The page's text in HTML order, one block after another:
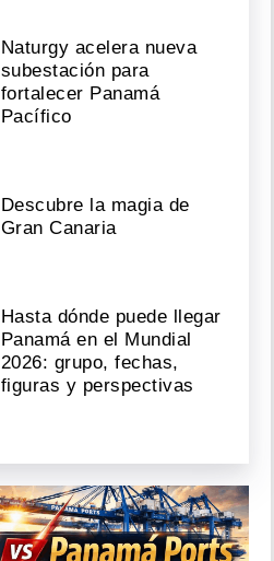
Naturgy acelera nueva
subestación para
fortalecer Panamá
Pacífico
Descubre la magia de
Gran Canaria
Hasta dónde puede llegar
Panamá en el Mundial
2026: grupo, fechas,
figuras y perspectivas